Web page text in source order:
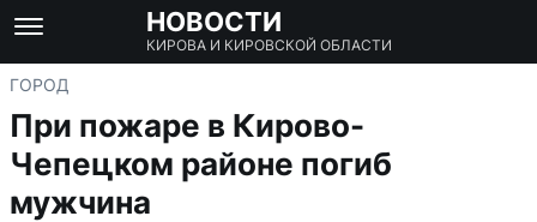
НОВОСТИ
КИРОВА И КИРОВСКОЙ ОБЛАСТИ
ГОРОД
При пожаре в Кирово-
Чепецком районе погиб
мужчина